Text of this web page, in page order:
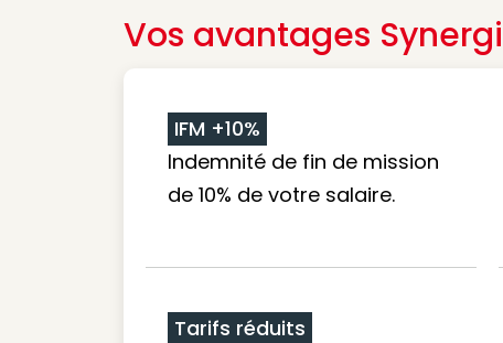
Vos avantages
IFM +10%
Indemnité de fin de mission
de 10% de votre salaire.
Tarifs réduits